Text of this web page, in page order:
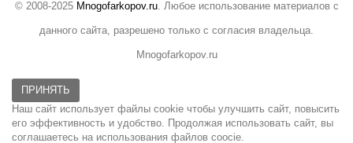
© 2008-2025 Mnogofarkopov.ru. Любое использование материалов с
данного сайта, разрешено только с согласия владельца.
Mnogofarkopov.ru
ПРИНЯТЬ
Наш сайт использует файлы cookie чтобы улучшить сайт, повысить
его эффективность и удобство. Продолжая использовать сайт, вы
соглашаетесь на использования файлов coocie.